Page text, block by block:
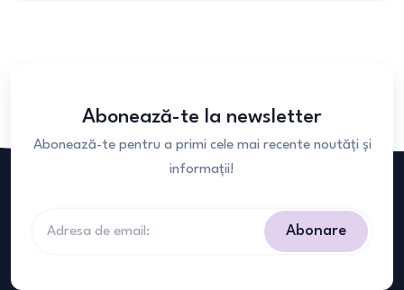
Abonează-te la newsletter
Abonează-te pentru a primi cele mai recente noutăți și
informații!
Abonare